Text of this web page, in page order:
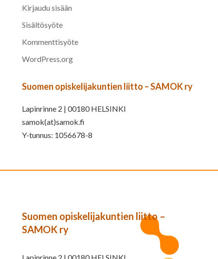
Kirjaudu sisään
Sisältösyöte
Kommenttisyöte
WordPress.org
Suomen opiskelijakuntien liitto – SAMOK ry
Lapinrinne 2 | 00180 HELSINKI
samok(at)samok.fi
Y-tunnus: 1056678-8
Suomen opiskelijakuntien liitto –
SAMOK ry